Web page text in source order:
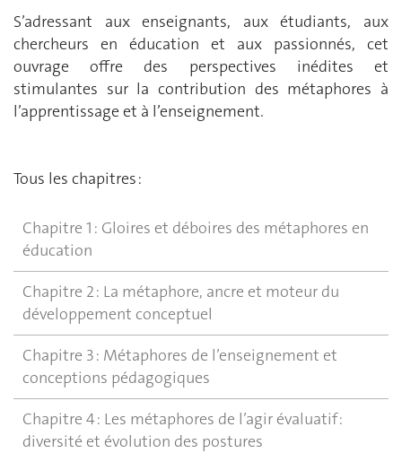
S’adressant aux enseignants, aux étudiants, aux
chercheurs en éducation et aux passionnés, cet
ouvrage offre des perspectives inédites et
stimulantes sur la contribution des métaphores à
l’apprentissage et à l’enseignement.
Tous les chapitres :
Chapitre 1 : Gloires et déboires des métaphores en
éducation
Chapitre 2 : La métaphore, ancre et moteur du
développement conceptuel
Chapitre 3 : Métaphores de l’enseignement et
conceptions pédagogiques
Chapitre 4 : Les métaphores de l’agir évaluatif :
diversité et évolution des postures